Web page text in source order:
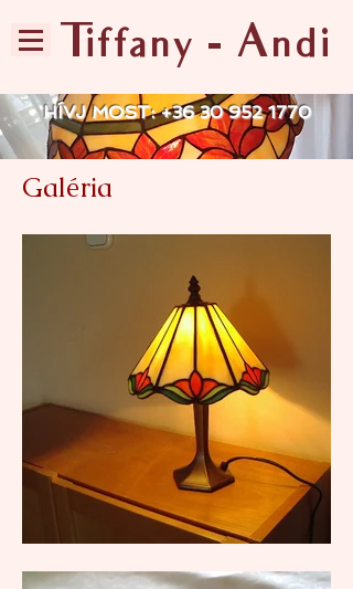
Tiffany - Andi
HÍVJ MOST:+36 30 952 1770
Galéria